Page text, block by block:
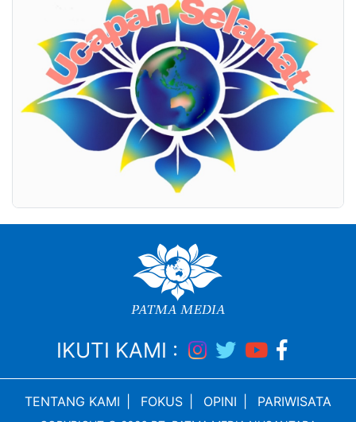
IKUTI KAMI :
TENTANG KAMI FOKUS OPINI PARIWISATA